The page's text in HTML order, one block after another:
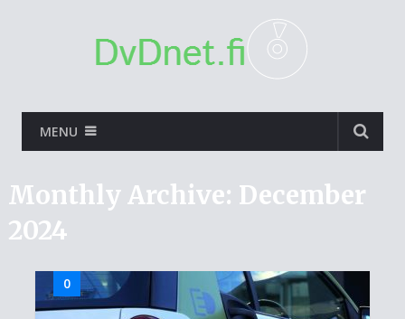
MENU
Monthly Archive: December
2024
0